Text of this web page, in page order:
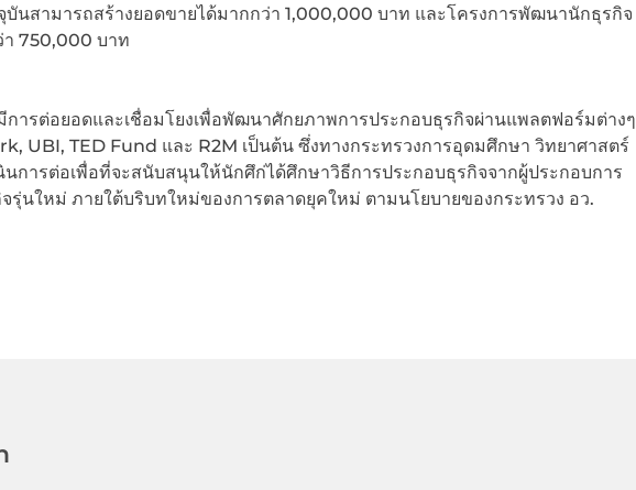
นสามารถสร้างยอดขายได้มากกว่า 1,000,000 บาท และโครงการพัฒนานักธุรกิจ
750,000 บาท
การต่อยอดและเชื่อมโยงเพื่อพัฒนาศักยภาพการประกอบธุรกิจผ่านแพลตฟอร์มต่างๆ
UBI, TED Fund และ R2M เป็นต้น ซึ่งทางกระทรวงการอุดมศึกษา วิทยาศาสตร์
การต่อเพื่อที่จะสนับสนุนให้นักศึก่ได้ศึกษาวิธีการประกอบธุรกิจจากผู้ประกอบการ
รุ่นใหม่ ภายใต้บริบทใหม่ของการตลาดยุคใหม่ ตามนโยบายของกระทรวง อว.